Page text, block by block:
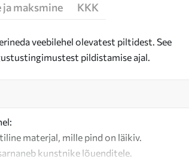
maksmine KKK
veebilehel olevatest piltidest. See
pildistamise ajal.
materjal, mille pind on läikiv.
kunstnike lõuenditele.